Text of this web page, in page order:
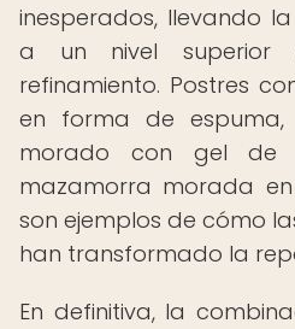
inesperados, llevando
a un nivel superior
refinamiento. Postres
en forma de
morado con gel de
mazamorra morada
son ejemplos de cómo
han transformado la
En definitiva, la